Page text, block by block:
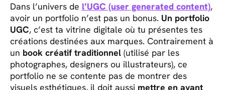
Dans l’univers de l’UGC (user generated content),
avoir un portfolio n’est pas un bonus. Un portfolio
UGC, c’est ta vitrine digitale où tu présentes tes
créations destinées aux marques. Contrairement à
un book créatif traditionnel(utilisé par les
photographes, designers ou illustrateurs), ce
portfolio ne se contente pas de montrer des
visuels esthétiques, il doit aussi mettre en avant